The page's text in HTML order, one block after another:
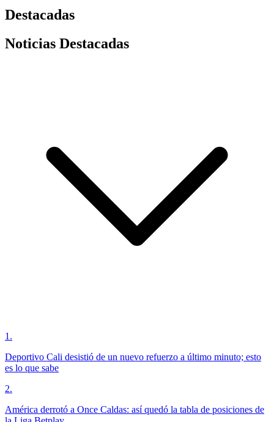
Destacadas
Noticias Destacadas
1 .
Deportivo Cali desistió de un nuevo refuerzo a último minuto; esto
es lo que sabe
2.
América derrotó a Once Caldas: así quedó la tabla de posiciones de